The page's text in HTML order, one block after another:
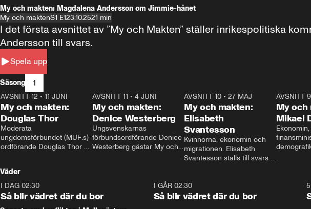
My och makten: Magdalena Andersson om Jimmie-hånet
My och maktenS1 E123.10.2521 min
Spela upp
I det första avsnittet av ”My och Makten” ställer inrikespolitiska
Andersson till svars.
Säsong 1
26:27
AVSNITT 12 • 11 JUNI
My och makten:
Douglas Thor
Moderata
ungdomsförbundet (MUF:s)
ordförande Douglas Thor
tonårsutvisningarna och hur
Moderaterna ska locka
väljare till valet i höst.
23:40
AVSNITT 11 •4 JUNI
My och makten:
Denice Westerberg
Ungsvenskarnas
förbundsordförande Denice
Westerberg gästar My och
AVSNITT 10 •27 MAJ
My och makten:
Elisabeth
Svantesson
Kvinnorna, ekonomin och
migrationen. Elisabeth
Svantesson ställs till svars
AVSNITT 9
My och
Mikael
Ekonomin,
Väder
I DAG 02:30
Så blir vädret där du bor
1:06
I GÅR 02:30
Så blir vädret där du bor